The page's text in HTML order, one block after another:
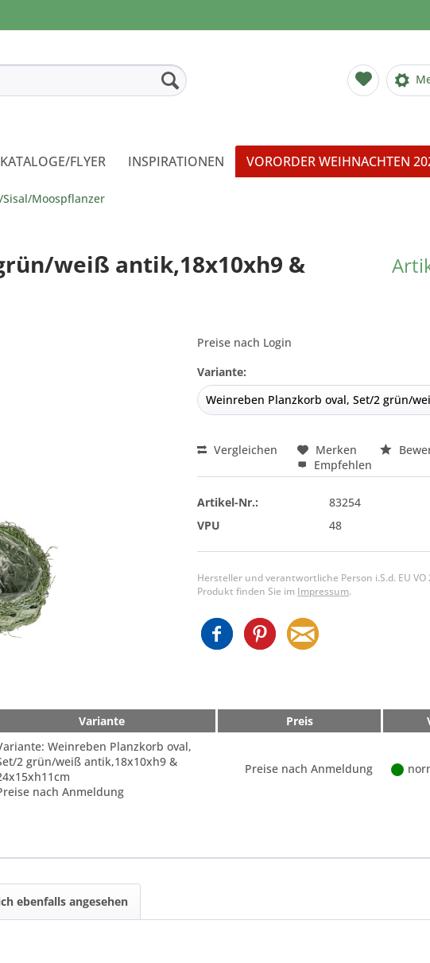
KATALOGE/FLYER INSPIRATIONEN VORORDER WEIHNACHTEN
Sisal/Moospflanzer
weiß antik,18x10xh9 &
Preise nach Login
Variante:
Vergleichen Merken
Empfehlen
Artikel-Nr.:
83254
VPU
48
Hersteller und verantwortliche Person i.S.d. EU
Produkt finden Sie im Impressum.
Variante Preis
Weinreben Planzkorb oval,
2 grün/weiß antik,18x10xh9 &
nach Anmeldung
Preise nach Anmeldung
ebenfalls angesehen